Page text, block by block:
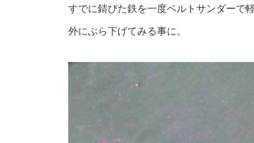
すでに錆びた鉄を一度ベルトサンダーで
外にぶら下げてみる事に。